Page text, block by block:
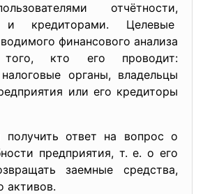
отчётности,
и кредиторами. Целевые
финансового анализа
кто его проводит:
органы, владельцы
или его кредиторы
ответ на вопрос о
предприятия, т. е. о его
заемные средства,
активов.